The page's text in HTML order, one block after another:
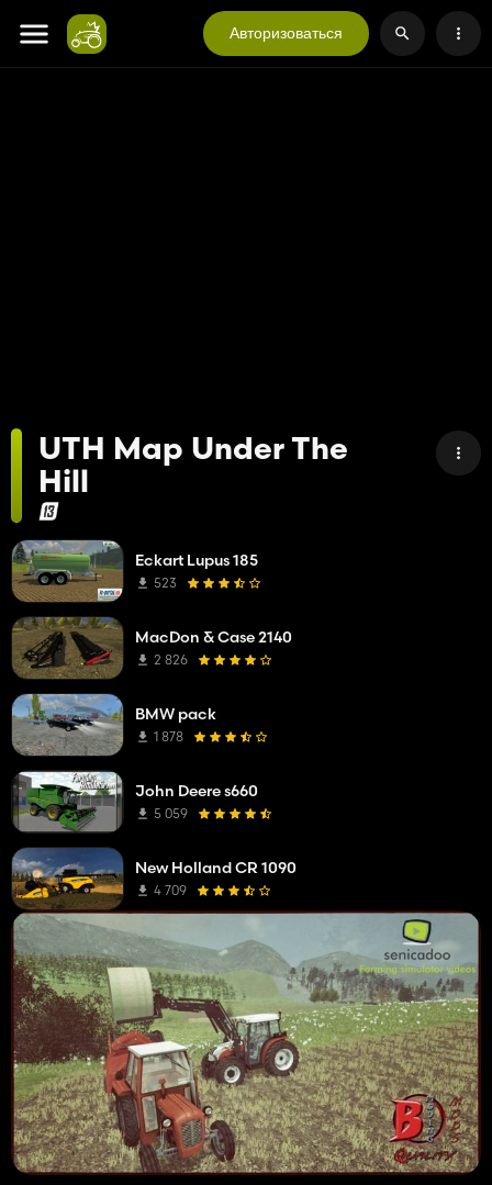
Авторизоваться
UTH Map Under The
Hill
Eckart Lupus 185
523
MacDon & Case 2140
2 826
BMW pack
1 878
John Deere s660
5 059
New Holland CR 1090
4 709